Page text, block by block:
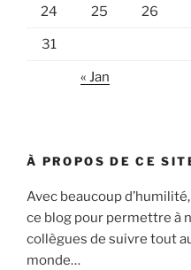
24 25 26
31
« Jan
À PROPOS DE CE
Avec beaucoup
ce blog pour permettre à
collègues de suivre tout
monde…